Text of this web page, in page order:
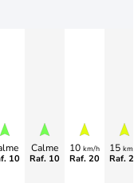
10
Calme
Raf. 10
10 km/h
Raf. 20
15 km/
Raf.